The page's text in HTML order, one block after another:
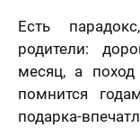
Есть
родители:
месяц, а
помнится
подарка-